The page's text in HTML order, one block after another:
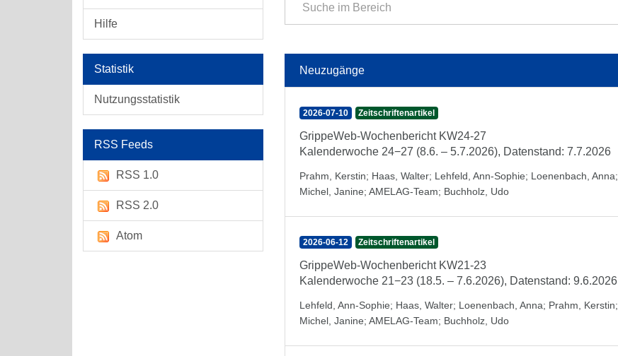
Hilfe
Statistik
Nutzungsstatistik
RSS Feeds
RSS 1.0
RSS 2.0
Atom
Neuzugänge
2026-07-10 Zeitschriftenartikel
GrippeWeb-Wochenbericht KW24-27
Kalenderwoche 24−27 (8.6. – 5.7.2026), Datenstand: 7.7.2026
Prahm, Kerstin; Haas, Walter; Lehfeld, Ann-Sophie; Loenenbach, Anna;
Michel, Janine; AMELAG-Team; Buchholz, Udo
2026-06-12 Zeitschriftenartikel
GrippeWeb-Wochenbericht KW21-23
Kalenderwoche 21−23 (18.5. – 7.6.2026), Datenstand: 9.6.2026
Lehfeld, Ann-Sophie; Haas, Walter; Loenenbach, Anna; Prahm, Kerstin;
Michel, Janine; AMELAG-Team; Buchholz, Udo